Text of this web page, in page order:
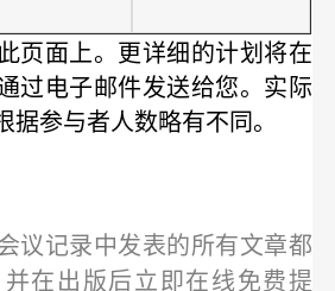
页面上。更详细的计划将在
过电子邮件发送给您。实际
据参与者人数略有不同。
议记录中发表的所有文章都
在出版后立即在线免费提